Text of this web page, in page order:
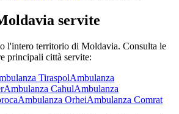
servite
l'intero territorio di Moldavia. Consulta le
principali città servite:
TiraspolAmbulanza
Ambulanza CahulAmbulanza
Ambulanza OrheiAmbulanza Comrat